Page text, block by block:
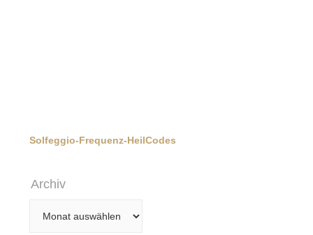
Solfeggio-Frequenz-HeilCodes
Archiv